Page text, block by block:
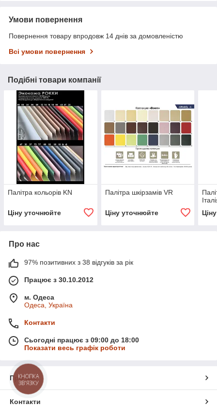
Умови повернення
Повернення товару впродовж 14 днів за домовленістю
Всі умови повернення
Подібні товари компанії
Палітра кольорів KN
Ціну уточнюйте
Палітра шкірзамів VR
Ціну уточнюйте
Про нас
97% позитивних з 38 відгуків за рік
Працює з 30.10.2012
м. Одеса
Одеса, Україна
Контакти
Сьогодні працює з 09:00 до 18:00
Показати весь графік роботи
Про нас
Контакти
КНОПКА
ЗВ'ЯЗКУ